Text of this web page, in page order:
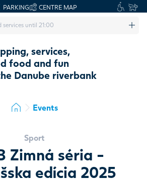
PARKING CENTRE MAP
services until 21:00
services,
food and fun
Danube riverbank
Events
Sport
Zimná séria -
edícia 2025